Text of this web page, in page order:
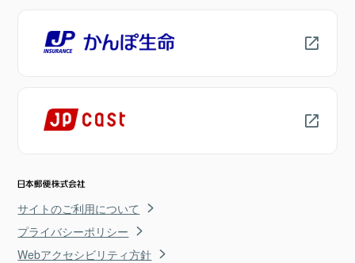
サイトのご利用について
プライバシーポリシー
Webアクセシビリティ方針